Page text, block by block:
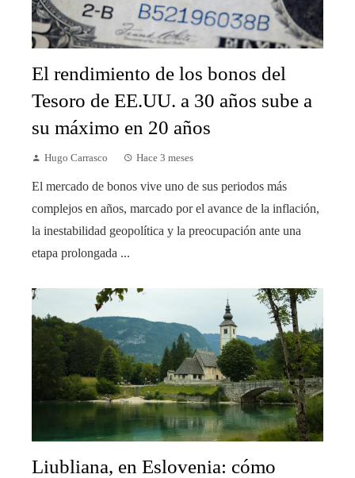
El rendimiento de los bonos del
Tesoro de EE.UU. a 30 años sube a
su máximo en 20 años
Hugo Carrasco Hace 3 meses
El mercado de bonos vive uno de sus periodos más
complejos en años, marcado por el avance de la inflación,
la inestabilidad geopolítica y la preocupación ante una
etapa prolongada ...
Liubliana, en Eslovenia: cómo